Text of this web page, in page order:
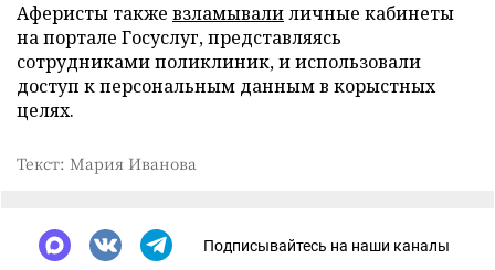
Аферисты также взламывалиличные кабинеты
на портале Госуслуг, представляясь
сотрудниками поликлиник, и использовали
доступ к персональным данным в корыстных
целях.
Текст: Мария Иванова
Подписывайтесь на наши каналы